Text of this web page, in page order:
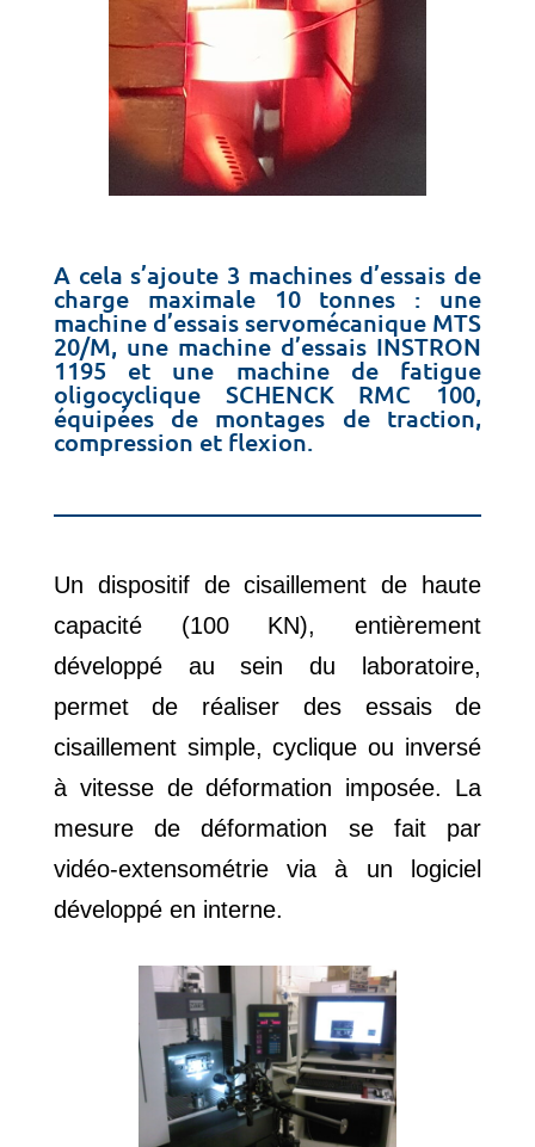
A cela s’ajoute 3 machines d’essais de
charge maximale 10 tonnes : une
machine d’essais servomécanique MTS
20/M, une machine d’essais INSTRON
1195 et une machine de fatigue
oligocyclique SCHENCK RMC 100,
équipées de montages de traction,
compression et flexion.
Un dispositif de cisaillement de haute
capacité (100 KN), entièrement
développé au sein du laboratoire,
permet de réaliser des essais de
cisaillement simple, cyclique ou inversé
à vitesse de déformation imposée. La
mesure de déformation se fait par
vidéo-extensométrie via à un logiciel
développé en interne.